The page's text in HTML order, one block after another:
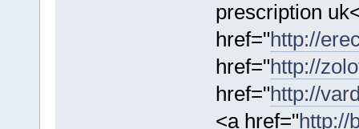
prescription
href="http://
href="http://
href="http://
<a href="http://